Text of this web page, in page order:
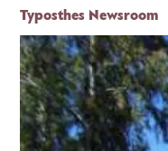
Typosthes Newsroom